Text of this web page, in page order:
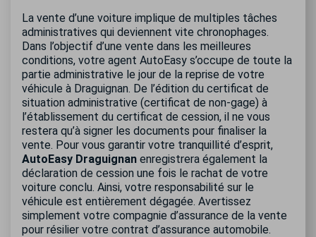
La vente d’une voiture implique de multiples tâches
administratives qui deviennent vite chronophages.
Dans l’objectif d’une vente dans les meilleures
conditions, votre agent AutoEasy s’occupe de toute la
partie administrative le jour de la reprise de votre
véhicule à Draguignan. De l’édition du certificat de
situation administrative (certificat de non-gage) à
l’établissement du certificat de cession, il ne vous
restera qu’à signer les documents pour finaliser la
vente. Pour vous garantir votre tranquillité d’esprit,
AutoEasy Draguignan enregistrera également la
déclaration de cession une fois le rachat de votre
voiture conclu. Ainsi, votre responsabilité sur le
véhicule est entièrement dégagée. Avertissez
simplement votre compagnie d’assurance de la vente
pour résilier votre contrat d’assurance automobile.